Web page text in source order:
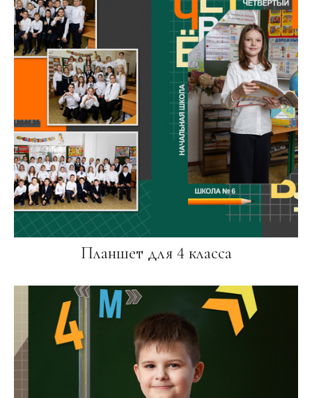
Планшет для 4 класса